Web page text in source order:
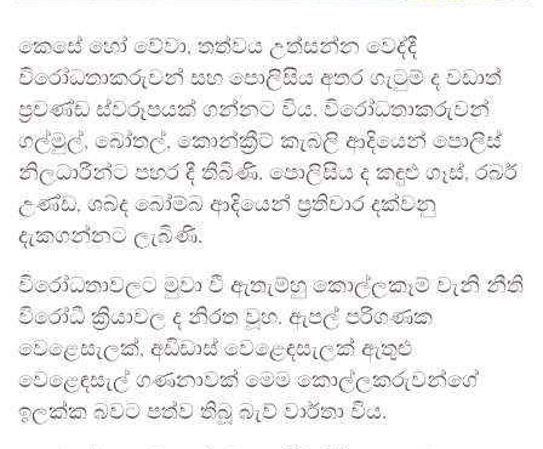
කෙසේ හෝ වේවා, තත්වය උත්සන්න වෙද්දී
විරෝධතාකරුවන් සහ පොලිසිය අතර ගැටුම් ද වඩාත්
ප්‍රචණ්ඩ ස්වරූපයක් ගන්නට විය. විරෝධතාකරුවන්
ගල්මුල්, බෝතල්, කොන්ක්‍රීට් කැබලි ආදියෙන් පොලිස්
නිලධාරීන්ට පහර දී තිබිණි. පොලිසිය ද කඳුළු ගෑස්, රබර්
උණ්ඩ, ශබ්ද බෝම්බ ආදියෙන් ප්‍රතිචාර දක්වනු
දැකගන්නට ලැබිණි.
විරෝධතාවලට මුවා වී ඇතැම්හු කොල්ලකෑම් වැනි නීති
විරෝධී ක්‍රියාවල ද නිරත වූහ. ඇපල් පරිගණක
වෙළෙසැලක්, අඩිඩාස් වෙළෙඳසැලක් ඇතුළු
වෙළෙඳසැල් ගණනාවක් මෙම කොල්ලකරුවන්ගේ
ඉලක්ක බවට පත්ව තිබූ බැව් වාර්තා විය.